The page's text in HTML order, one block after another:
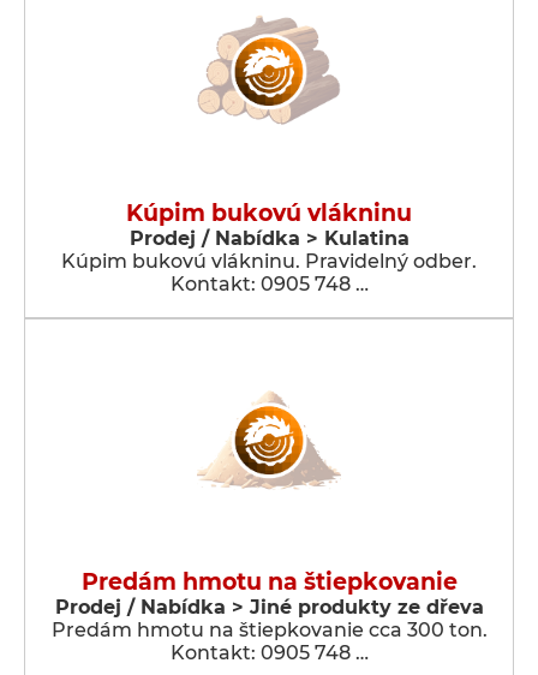
Kúpim bukovú vlákninu
Prodej / Nabídka > Kulatina
Kúpim bukovú vlákninu. Pravidelný odber.
Kontakt: 0905 748 …
Predám hmotu na štiepkovanie
Prodej / Nabídka > Jiné produkty ze dřeva
Predám hmotu na štiepkovanie cca 300 ton.
Kontakt: 0905 748 …